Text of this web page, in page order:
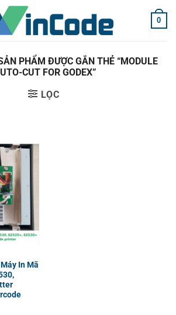
0
PHẨM ĐƯỢC GẮN THẺ “MODULE
CUT FOR GODEX”
LỌC
In Mã